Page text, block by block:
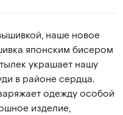
наше новое
японским бисером
украшает нашу
в районе сердца.
одежду особой
изделие,